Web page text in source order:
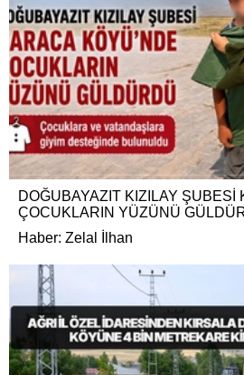
DOĞUBAYAZIT KIZILAY ŞUBESİ
ÇOCUKLARIN YÜZÜNÜ
Haber: Zelal İlhan